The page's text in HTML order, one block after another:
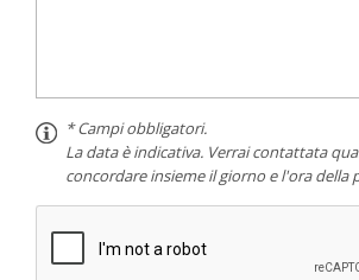
* Campi obbligatori.
La data è indicativa. Verrai contattata
concordare insieme il giorno e l'ora della